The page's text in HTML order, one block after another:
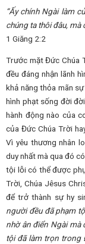
“Ấy chính Ngài làm
chúng ta thôi đâu, mà
1 Giăng 2:2
Trước mặt Đức Chúa
đều đáng nhận lãnh
khả năng thỏa mãn
hình phạt sống đời
hành động nào của
của Đức Chúa Trời
Vì yêu thương nhân
duy nhất mà qua đó
tội lỗi có thể được
Trời, Chúa Jêsus
để trở thành sự hy
người đều đã phạm
nhờ ân điển Ngài
tội đã làm trọn trong